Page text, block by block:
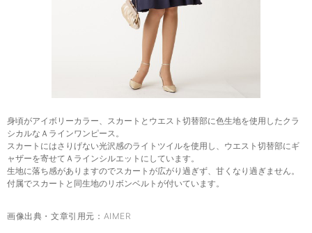
身頃がアイボリーカラー、スカートとウエスト切替部に色生地を使用したクラ
シカルなＡラインワンピース。
スカートにはさりげない光沢感のライトツイルを使用し、ウエスト切替部にギ
ャザーを寄せてＡラインシルエットにしています。
生地に落ち感がありますのでスカートが広がり過ぎず、甘くなり過ぎません。
付属でスカートと同生地のリボンベルトが付いています。
画像出典・文章引用元： AIMER